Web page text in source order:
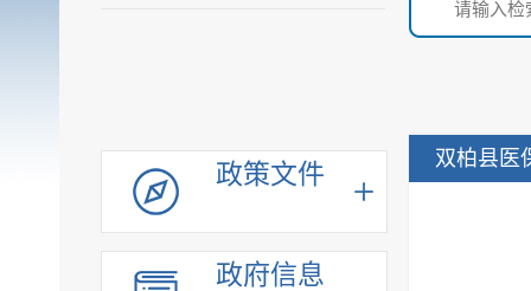
政策文件
政府信息
双柏县医